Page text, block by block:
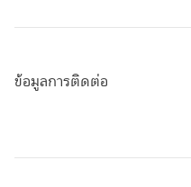
ข้อมูลการติดต่อ